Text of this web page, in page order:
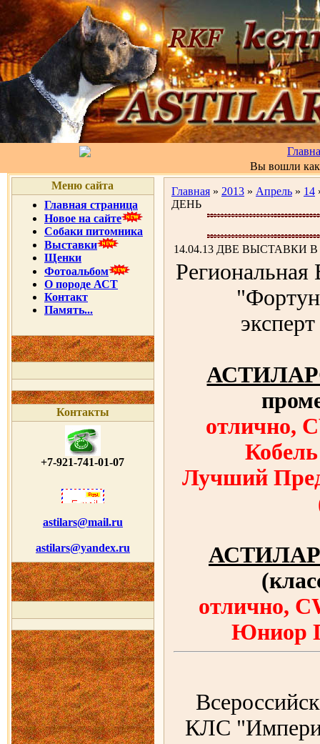
Вы вошли
Меню сайта
Главная страница
Новое на сайте
Собаки питомника
Выставки
Щенки
Фотоальбом
О породе АСТ
Контакт
Память...
Контакты
+7-921-741-01-07
astilars@mail.ru
astilars@yandex.ru
Главная » 2013 » Апрель » 14
ДЕНЬ
14.04.13 ДВЕ ВЫСТАВКИ
отлично,
Лучший
отлично,
Юниор
КЛС